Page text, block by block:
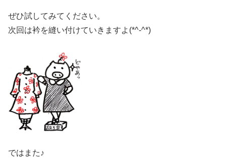
ぜひ試してみてください。
次回は衿を縫い付けていきますよ(*^-^*)
ではまた♪